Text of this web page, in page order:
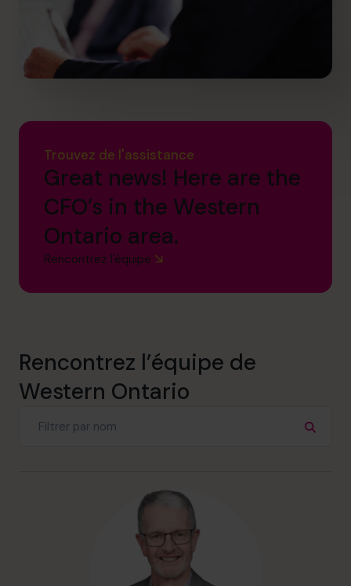
Trouvez de l'assistance
Great news! Here are the
CFO’s in the Western
Ontario area.
Rencontrez l'équipe
Rencontrez l’équipe de
Western Ontario